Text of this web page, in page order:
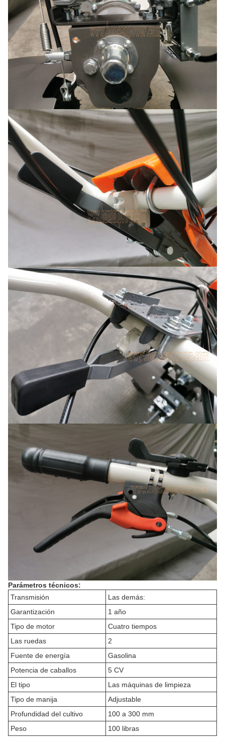
Parámetros técnicos:
Transmisión
Las demás:
Garantización
1 año
Tipo de motor
Cuatro tiempos
Las ruedas
2
Fuente de energía
Gasolina
Potencia de caballos
5 CV
El tipo
Las máquinas de limpieza
Tipo de manija
Adjustable
Profundidad del cultivo
100 a 300 mm
Peso
100 libras